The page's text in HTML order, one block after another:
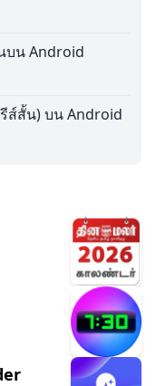
บน Android
ส์สั้น) บน Android